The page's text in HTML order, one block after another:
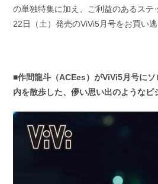
の単独特集に加え、ご利益のあるステ
22日（土）発売のViVi5月号をお買い逃
■作間龍斗（ACEes）がViVi5月号に
内を散歩した、儚い思い出のようなビ